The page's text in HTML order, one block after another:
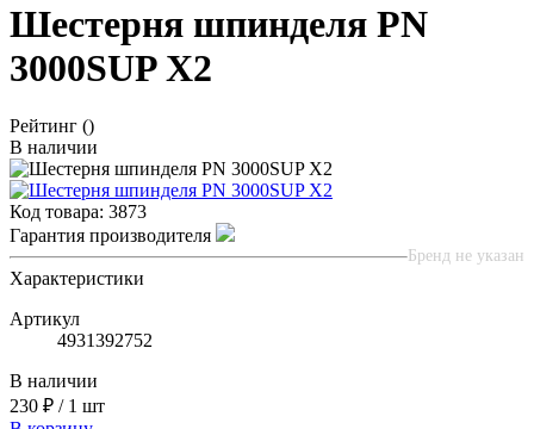
Шестерня шпинделя PN
3000SUP X2
Рейтинг ()
В наличии
Код товара: 3873
Гарантия производителя
Бренд не указан
Характеристики
Артикул
4931392752
В наличии
230 ₽ / 1 шт